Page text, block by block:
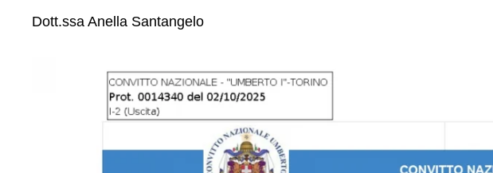
Dott.ssa Anella Santangelo